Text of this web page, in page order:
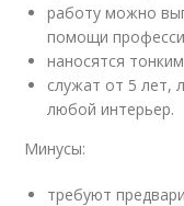
работу можно
помощи
наносятся
служат от 5 лет,
любой интерьер.
Минусы:
требуют